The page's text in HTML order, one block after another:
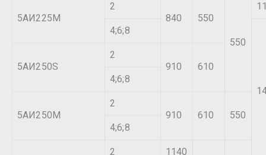
5АИ225М
2
840
550
550
4;6;8
5АИ250S
2
910
610
4;6;8
5АИ250М
2
910
610
550
4;6;8
2
1140